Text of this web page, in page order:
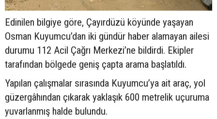
Edinilen bilgiye göre, Çayırdüzü köyünde yaşayan
Osman Kuyumcu’dan iki gündür haber alamayan ailesi
durumu 112 Acil Çağrı Merkezi’ne bildirdi. Ekipler
tarafından bölgede geniş çapta arama başlatıldı.
Yapılan çalışmalar sırasında Kuyumcu’ya ait araç, yol
güzergâhından çıkarak yaklaşık 600 metrelik uçuruma
yuvarlanmış halde bulundu.